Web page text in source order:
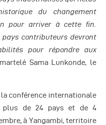
du changement
pour arriver à cette fin.
pays contributeurs devront
pour répondre aux
Sama Lunkonde, le
conférence internationale
plus de 24 pays et de 4
à Yangambi, territoire